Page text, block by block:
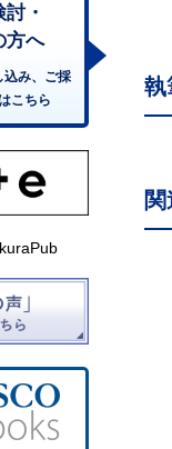
執
・
方へ
込み、ご採
こちら